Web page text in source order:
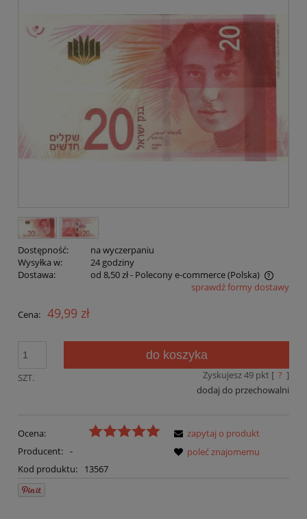
Dostępność:
na wyczerpaniu
Wysyłka w:
24 godziny
Dostawa:
od 8,50 zł- Polecony e-commerce(Polska)
Cena nie zawiera ewentualnych kosztów płatnościsprawdź formy dostawy
Cena: 49,99 zł
SZT.
do koszyka
Zyskujesz49pkt [ ? ]
dodaj do przechowalni
Ocena:
Producent: -
Kod produktu:
13567
zapytaj o produkt
poleć znajomemu